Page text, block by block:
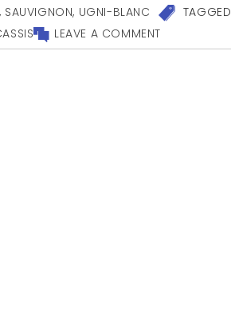
, SAUVIGNON, UGNI-BLANC
TAGGED
LEAVE A COMMENT